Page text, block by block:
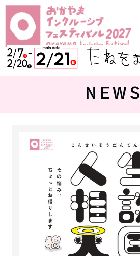
内容をスキップ
NEWS